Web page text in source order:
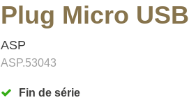
Plug Micro USB
ASP
ASP.53043
Fin de série